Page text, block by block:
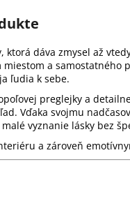
ktorá dáva zmysel až
a samostatného
ľudia k sebe.
preglejky a
Vďaka svojmu
vyznanie lásky bez
a zároveň